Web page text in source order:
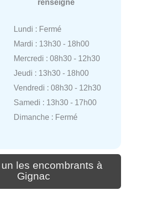
renseigné
Lundi : Fermé
Mardi : 13h30 - 18h00
Mercredi : 08h30 - 12h30
Jeudi : 13h30 - 18h00
Vendredi : 08h30 - 12h30
Samedi : 13h30 - 17h00
Dimanche : Fermé
les encombrants à
Gignac